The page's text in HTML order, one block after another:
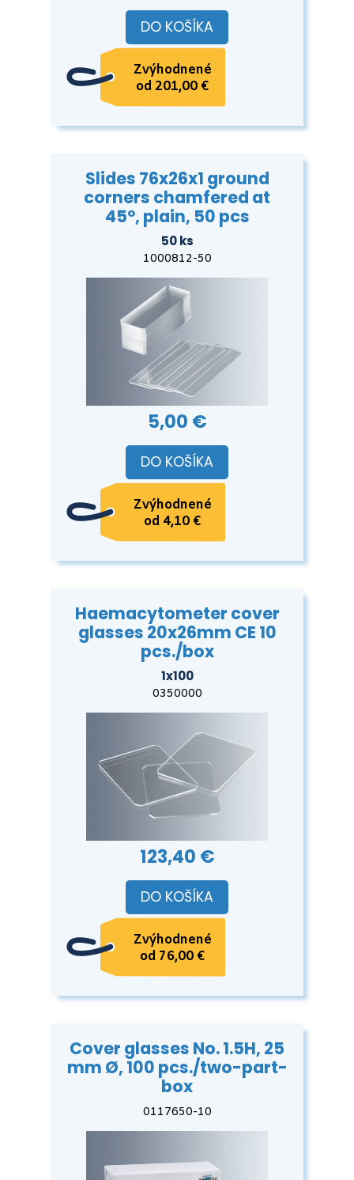
DO KOŠÍKA
Zvýhodnené
od 201,00 €
Slides 76x26x1 ground
corners chamfered at
45°, plain, 50 pcs
50 ks
1000812-50
5,00 €
DO KOŠÍKA
Zvýhodnené
od 4,10 €
Haemacytometer cover
glasses 20x26mm CE 10
pcs./box
1x100
0350000
123,40 €
DO KOŠÍKA
Zvýhodnené
od 76,00 €
Cover glasses No. 1.5H, 25
mm Ø, 100 pcs./two-part-
box
0117650-10